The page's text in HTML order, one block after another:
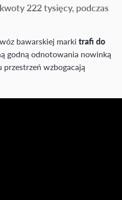
222 tysięcy, podczas
bawarskiej marki trafi do
godną odnotowania nowinką
wzbogacają